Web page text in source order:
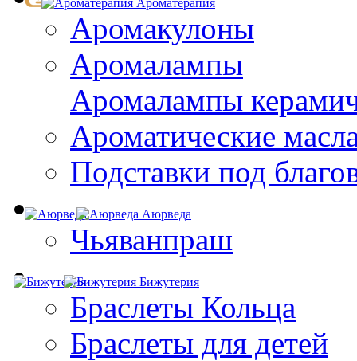
Ароматерапия
Аромакулоны
Аромалампы
Aромалампы
Ароматические
Подставки под
Аюрведа
Чьяванпраш
Бижутерия
Браслеты Кольца
Браслеты для детей